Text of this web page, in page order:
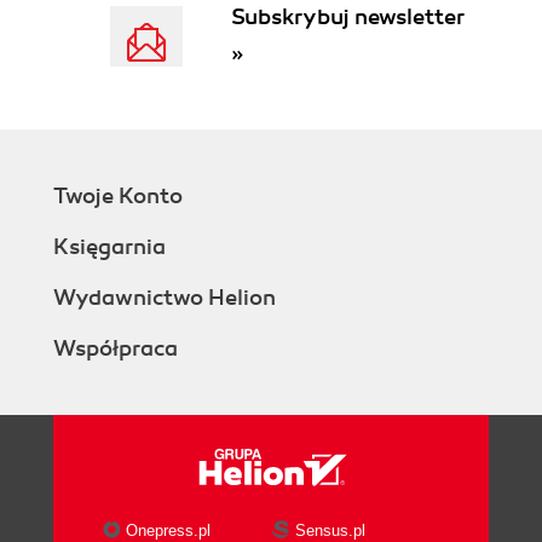
5.1. Wprowadzenie (233)
5.6. MySQL (253)
5.8. Kopie bezpieczeństwa (261)
5.10. Optymalizacja wydajności SZBD (266)
Skorowidz (274)
Subskrybuj newsletter
»
Twoje Konto
Księgarnia
Wydawnictwo Helion
Współpraca
Onepress.pl Sensus.pl